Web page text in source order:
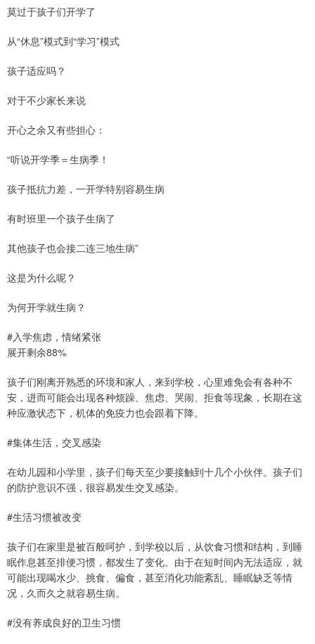
莫过于孩子们开学了
从“休息”模式到“学习”模式
孩子适应吗？
对于不少家长来说
开心之余又有些担心：
“听说开学季＝生病季！
孩子抵抗力差，一开学特别容易生病
有时班里一个孩子生病了
其他孩子也会接二连三地生病”
这是为什么呢？
为何开学就生病？
#入学焦虑，情绪紧张
展开剩余88%
孩子们刚离开熟悉的环境和家人，来到学校，心里难免会有各种不
安，进而可能会出现各种烦躁、焦虑、哭闹、拒食等现象，长期在这
种应激状态下，机体的免疫力也会跟着下降。
#集体生活，交叉感染
在幼儿园和小学里，孩子们每天至少要接触到十几个小伙伴。孩子们
的防护意识不强，很容易发生交叉感染。
#生活习惯被改变
孩子们在家里是被百般呵护，到学校以后，从饮食习惯和结构，到睡
眠作息甚至排便习惯，都发生了变化。由于在短时间内无法适应，就
可能出现喝水少、挑食、偏食，甚至消化功能紊乱、睡眠缺乏等情
况，久而久之就容易生病。
#没有养成良好的卫生习惯